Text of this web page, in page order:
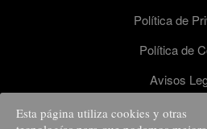
Política de
Política de
Avisos
Lawyerpress - todos los derechos
Esta página utiliza cookies y otras